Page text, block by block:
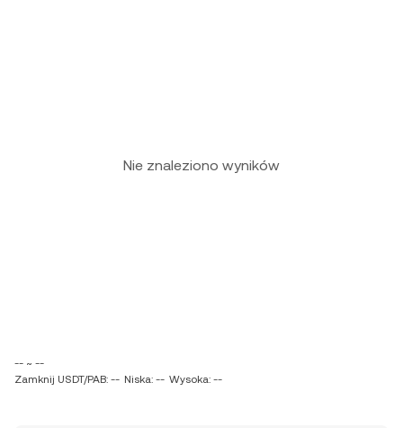
Nie znaleziono wyników
-- ~ --
Zamknij USDT/PAB: -- Niska: -- Wysoka: --